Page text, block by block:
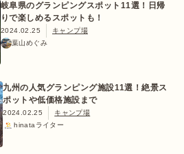
岐阜県のグランピングスポット11選！日帰
りで楽しめるスポットも！
2024.02.25
キャンプ場
葉山めぐみ
九州の人気グランピング施設11選！絶景ス
ポットや低価格施設まで
2024.02.25
キャンプ場
hinataライター